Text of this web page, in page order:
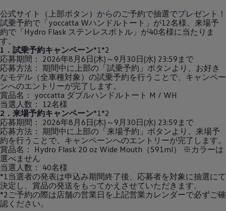
公式サイト（上部ボタン）からのご予約で抽選でプレゼント！
試乗予約で「yoccatta Wハンドルトート」が12名様、来場予
約で「Hydro Flask ステンレスボトル」が40名様に当たりま
す。
1．試乗予約キャンペーン*1*2
応募期間： 2026年8月6日(木)～9月30日(水) 23:59まで
応募方法： 期間中に上部の「試乗予約」ボタンより、お好き
なモデル（全車種対象）の試乗予約を行うことで、キャンペー
ンへのエントリーが完了します。
賞品名： yoccatta ダブルハンドルトート M / WH
当選人数： 12名様
2．来場予約キャンペーン*1*2
応募期間： 2026年8月6日(木)～9月30日(水) 23:59まで
応募方法： 期間中に上部の「来場予約」ボタンより、来場予
約を行うことで、キャンペーンへのエントリーが完了します。
賞品名： Hydro Flask 20 oz Wide Mouth（591ml） ※カラーは
選べません
当選人数： 40名様
*1当選者の発表は申込み期間終了後、応募者を対象に抽選にて
決定し、賞品の発送をもってかえさせていただきます。
*2ご予約の際は店舗の営業日を上記営業カレンダーで必ずご確
認ください。